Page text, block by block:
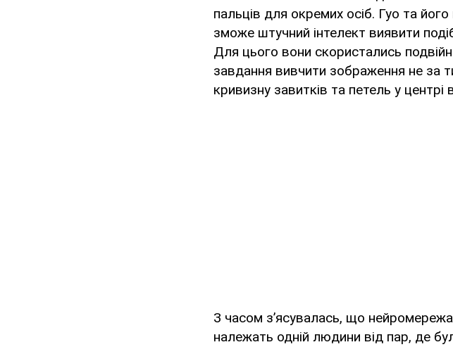
пальців для окремих осіб. Гуо та
зможе штучний інтелект виявити
Для цього вони скористались
завдання вивчити зображення не за
кривизну завитків та петель у центрі
З часом з’ясувалась, що нейромережа
належать одній людини від пар, де